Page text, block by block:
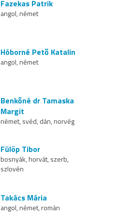
Fazekas Patrik
angol, német
Hóborné Pető Katalin
angol, német
Benkőné dr Tamaska
Margit
német, svéd, dán, norvég
Fülöp Tibor
bosnyák, horvát, szerb,
szlovén
Takács Mária
angol, német, román